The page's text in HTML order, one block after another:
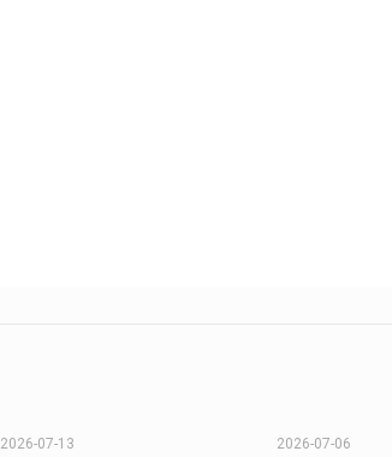
2026-07-13 2026-07-06